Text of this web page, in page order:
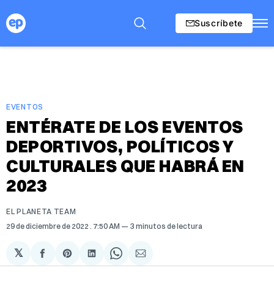
Suscríbete
EVENTOS
ENTÉRATE DE LOS EVENTOS
DEPORTIVOS, POLÍTICOS Y
CULTURALES QUE HABRÁ EN
2023
EL PLANETA TEAM
29 de diciembre de 2022 . 7:50 AM 3 minutos de lectura
𝕏
Compartir
en
Share
on
Compartir
en
Share
on
Compartir
via